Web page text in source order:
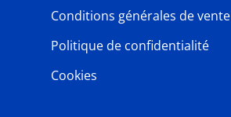
Conditions générales de vente
Politique de confidentialité
Cookies